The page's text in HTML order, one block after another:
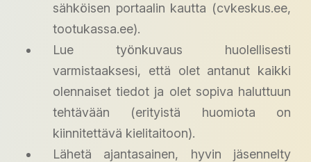
sähköisen portaalin kautta (cvkeskus.ee,
tootukassa.ee).
Lue työnkuvaus huolellisesti
varmistaaksesi, että olet antanut kaikki
olennaiset tiedot ja olet sopiva haluttuun
tehtävään (erityistä huomiota on
kiinnitettävä kielitaitoon).
Lähetä ajantasainen, hyvin jäsennelty